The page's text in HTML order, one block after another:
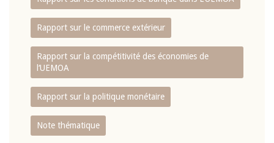
Rapport sur le commerce extérieur
Rapport sur la compétitivité des économies de
l‘UEMOA
Rapport sur la politique monétaire
Note thématique